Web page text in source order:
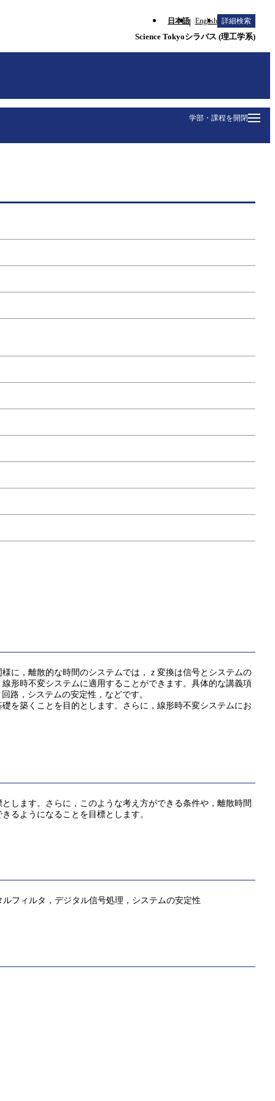
日本語 English 詳細検索
Science Tokyoシラバス (理工学系)
学部・課程を開閉
に，離散的な時間のシステムでは，ｚ変換は信号とシステムの
形時不変システムに適用することができます。具体的な講義項
路，システムの安定性，などです。
を築くことを目的とします。さらに，線形時不変システムにお
します。さらに，このような考え方ができる条件や，離散時間
るようになることを目標とします。
フィルタ，デジタル信号処理，システムの安定性